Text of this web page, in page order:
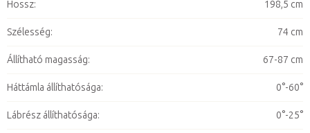
Hossz: 198,5 cm
Szélesség: 74 cm
Állítható magasság: 67-87 cm
Háttámla állíthatósága: 0°-60°
Lábrész állíthatósága: 0°-25°